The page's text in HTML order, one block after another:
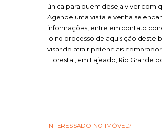
única para quem deseja viver com
Agende uma visita e venha se
informações, entre em contato
lo no processo de aquisição deste
visando atrair potenciais
Florestal, em Lajeado, Rio Grande
INTERESSADO NO IMÓVEL?